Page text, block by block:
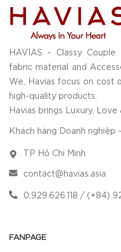
HAVIAS - Classy
fabric material and
We, Havias focus on cost
high-quality products.
Havias brings Luxury,
Khách hàng Doanh
TP Hồ Chí Minh
contact@havias.asia
0.929.626.118 / (+84)
FANPAGE